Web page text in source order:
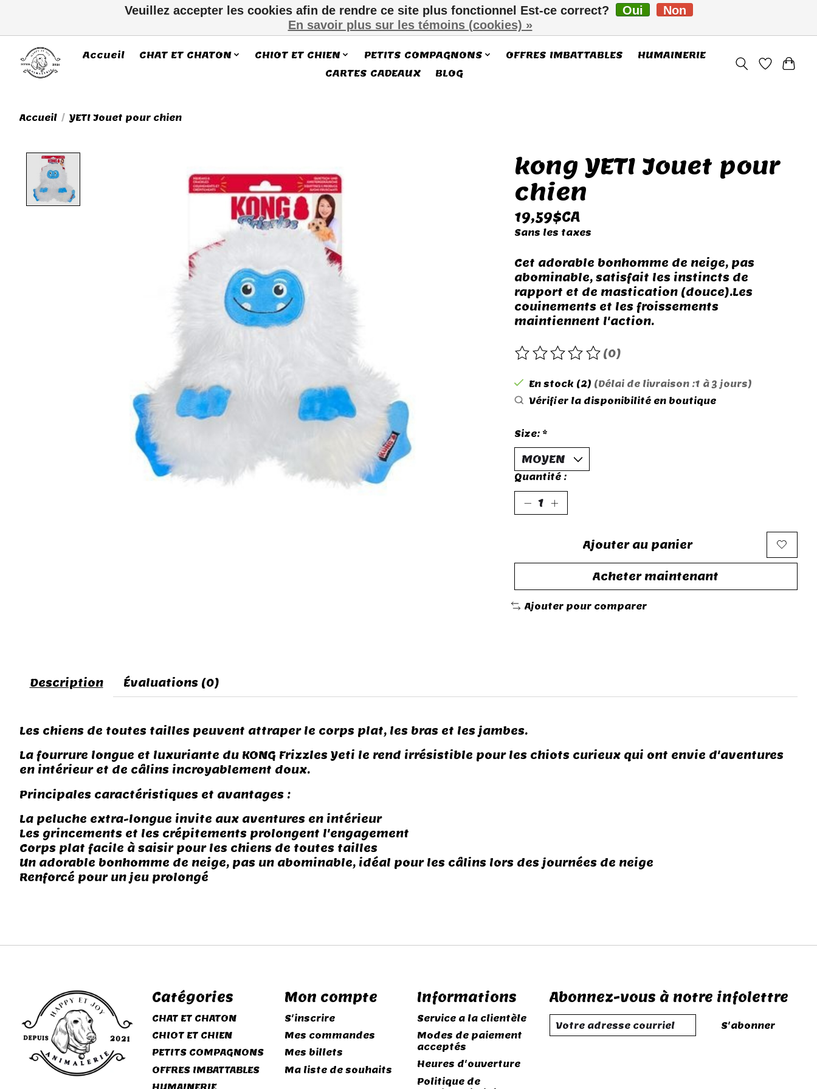
Accueil CHAT ET CHATON CHIOT ET CHIEN PETITS COMPAGNONS OFFRES IMBATTABLES
HUMAINERIE
CARTES CADEAUX
BLOG
Accueil / YETI Jouet pour chien
kong YETI Jouet pour
chien
19,59$CA
Sans les taxes
Cet adorable bonhomme de neige, pas
abominable, satisfait les instincts de
rapport et de mastication (douce).Les
couinements et les froissements
maintiennent l'action.
Ce produit est évalué à
(0)
En stock (2) (Délai de livraison :1 à 3 jours)
Vérifier la disponibilité en boutique
Size: *
Quantité :
Ajouter au panier
Acheter maintenant
Ajouter pour comparer
Description Évaluations (0)
Les chiens de toutes tailles peuvent attraper le corps plat, les bras et les jambes.
La fourrure longue et luxuriante du KONG Frizzles Yeti le rend irrésistible pour les chiots curieux qui ont envie d'aventures
en intérieur et de câlins incroyablement doux.
Principales caractéristiques et avantages :
La peluche extra-longue invite aux aventures en intérieur
Les grincements et les crépitements prolongent l'engagement
Corps plat facile à saisir pour les chiens de toutes tailles
Un adorable bonhomme de neige, pas un abominable, idéal pour les câlins lors des journées de neige
Renforcé pour un jeu prolongé
Catégories
CHAT ET CHATON
CHIOT ET CHIEN
PETITS COMPAGNONS
OFFRES IMBATTABLES
Mon compte
S'inscrire
Mes commandes
Mes billets
Ma liste de souhaits
Informations
Service a la clientèle
Modes de paiement
acceptés
Heures d'ouverture
Politique de
Abonnez-vous à notre infolettre
S'abonner
Veuillez accepter les cookies afin de rendre ce site plus fonctionnel Est-ce correct? Oui
Non
En savoir plus sur les témoins (cookies) »